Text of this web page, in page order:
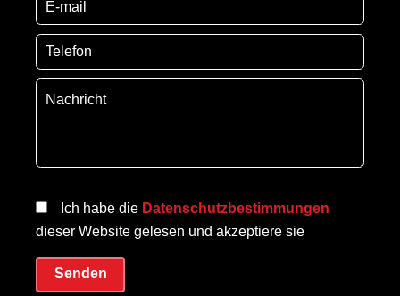
Ich habe die Datenschutzbestimmungen
dieser Website gelesen und akzeptiere sie
Senden